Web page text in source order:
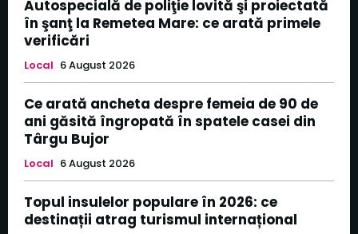
Autospecială de poliţie lovită şi proiectată
în şanţ la Remetea Mare: ce arată primele
verificări
Local 6 August 2026
Ce arată ancheta despre femeia de 90 de
ani găsită îngropată în spatele casei din
Târgu Bujor
Local 6 August 2026
Topul insulelor populare în 2026: ce
destinații atrag turismul internațional